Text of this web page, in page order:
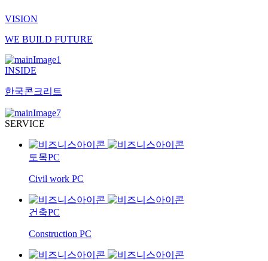
VISION
WE BUILD FUTURE
INSIDE
한국콘크리트
SERVICE
토목PC
Civil work PC
건축PC
Construction PC